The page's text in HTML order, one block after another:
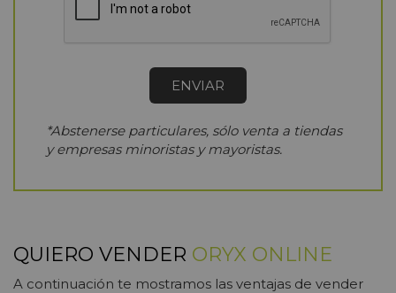
*Abstenerse particulares, sólo venta a tiendas
y empresas minoristas y mayoristas.
QUIERO VENDER ORYX ONLINE
A continuación te mostramos las ventajas de vender